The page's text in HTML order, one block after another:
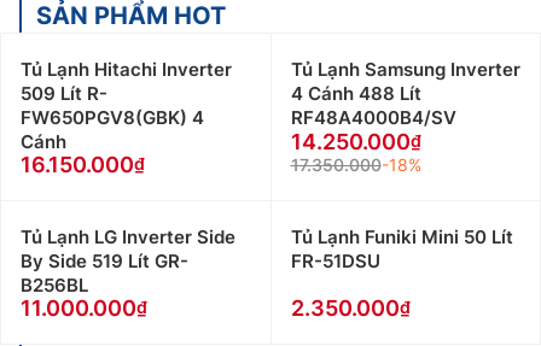
SẢN PHẨM HOT
Tủ Lạnh Hitachi Inverter
509 Lít R-
FW650PGV8(GBK) 4
Cánh
16.150.000
Tủ Lạnh Samsung Inverter
4 Cánh 488 Lít
RF48A4000B4/SV
14.250.000
17.350.000-18%
Tủ Lạnh LG Inverter Side
By Side 519 Lít GR-
B256BL
11.000.000
Tủ Lạnh Funiki Mini 50 Lít
FR-51DSU
2.350.000